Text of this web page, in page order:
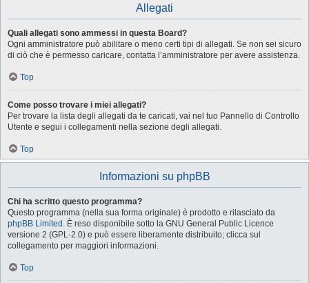
Allegati
Quali allegati sono ammessi in questa Board?
Ogni amministratore può abilitare o meno certi tipi di allegati. Se non sei sicuro
di ciò che è permesso caricare, contatta l’amministratore per avere assistenza.
Top
Come posso trovare i miei allegati?
Per trovare la lista degli allegati da te caricati, vai nel tuo Pannello di Controllo
Utente e segui i collegamenti nella sezione degli allegati.
Top
Informazioni su phpBB
Chi ha scritto questo programma?
Questo programma (nella sua forma originale) è prodotto e rilasciato da
phpBB Limited . È reso disponibile sotto la GNU General Public Licence
versione 2 (GPL-2.0) e può essere liberamente distribuito; clicca sul
collegamento per maggiori informazioni.
Top